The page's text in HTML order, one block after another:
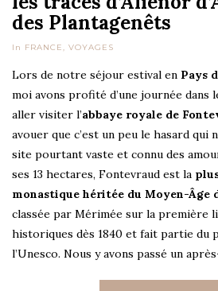
des Plantagenêts
In FRANCE, VOYAGES
Lors de notre séjour estival en Pays
moi avons profité d’une journée
aller visiter l’abbaye royale de
avouer que c’est un peu le hasard qui
site pourtant vaste et connu des
ses 13 hectares, Fontevraud est la
monastique héritée du Moyen-Âge
classée par Mérimée sur la première
historiques dès 1840 et fait partie du
l’Unesco. Nous y avons passé un